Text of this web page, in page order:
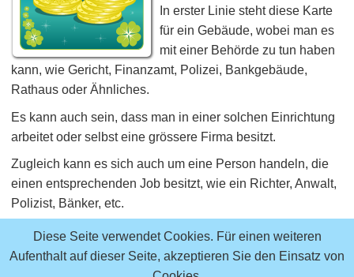
Diese Seite verwendet Cookies. Für einen weiteren
Aufenthalt auf dieser Seite, akzeptieren Sie den Einsatz von
In erster Linie steht diese Karte
für ein Gebäude, wobei man es
mit einer Behörde zu tun haben
kann, wie Gericht, Finanzamt, Polizei, Bankgebäude,
Rathaus oder Ähnliches.
Es kann auch sein, dass man in einer solchen Einrichtung
arbeitet oder selbst eine grössere Firma besitzt.
Zugleich kann es sich auch um eine Person handeln, die
einen entsprechenden Job besitzt, wie ein Richter, Anwalt,
Polizist, Bänker, etc.
In welcher Beziehung diese Karte steht kann man nur an
den umliegenden Karten erkennen.